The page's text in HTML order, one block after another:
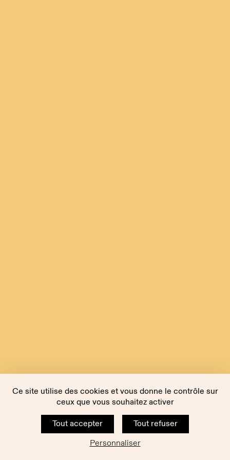
Ce site utilise des cookies et vous donne le contrôle sur
ceux que vous souhaitez activer
Tout accepter
Tout refuser
Personnaliser